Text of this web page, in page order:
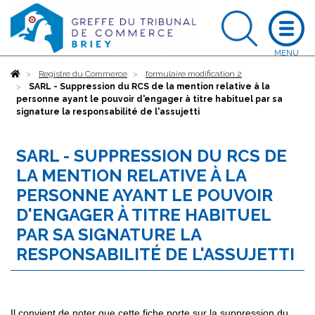
AccueilRegistre du Commerce
formulaire modification 2
SARL - Suppression du RCS de la mention relative à la
personne ayant le pouvoir d'engager à titre habituel par sa
signature la responsabilité de l'assujetti
SARL - SUPPRESSION DU RCS DE
LA MENTION RELATIVE À LA
PERSONNE AYANT LE POUVOIR
D'ENGAGER À TITRE HABITUEL
PAR SA SIGNATURE LA
RESPONSABILITÉ DE L'ASSUJETTI